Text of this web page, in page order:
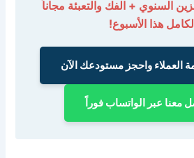
السنوي + الفك والتعبئة مجاناً
هذا الأسبوع!
العملاء واحجز مستودعك الآن
معنا عبر الواتساب فوراً